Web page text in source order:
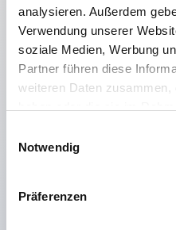
analysieren. Außerdem
Verwendung unserer
soziale Medien, Werbung
Partner führen diese
weiteren Daten zusammen,
Notwendig
Präferenzen
Anwendbar in
Atmosphären
Bis zu 3 Kontaktblöcke
Finger-sichere (IP20)